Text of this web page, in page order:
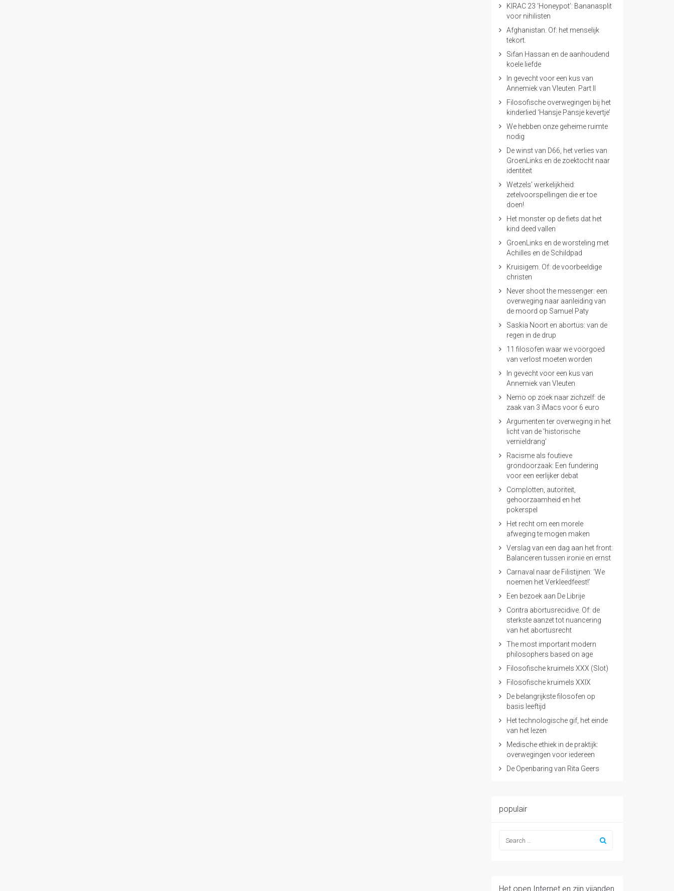
KIRAC 23 ‘Honeypot’: Bananasplit
voor nihilisten
Afghanistan. Of: het menselijk
tekort.
Sifan Hassan en de aanhoudend
koele liefde
In gevecht voor een kus van
Annemiek van Vleuten. Part II
Filosofische overwegingen bij het
kinderlied ‘Hansje Pansje kevertje’
We hebben onze geheime ruimte
nodig
De winst van D66, het verlies van
GroenLinks en de zoektocht naar
identiteit
Wetzels’ werkelijkheid:
zetelvoorspellingen die er toe
doen!
Het monster op de fiets dat het
kind deed vallen
GroenLinks en de worsteling met
Achilles en de Schildpad
Kruisigem. Of: de voorbeeldige
christen
Never shoot the messenger: een
overweging naar aanleiding van
de moord op Samuel Paty
Saskia Noort en abortus: van de
regen in de drup
11 filosofen waar we voorgoed
van verlost moeten worden
In gevecht voor een kus van
Annemiek van Vleuten
Nemo op zoek naar zichzelf: de
zaak van 3 iMacs voor 6 euro
Argumenten ter overweging in het
licht van de ‘historische
vernieldrang’
Racisme als foutieve
grondoorzaak: Een fundering
voor een eerlijker debat
Complotten, autoriteit,
gehoorzaamheid en het
pokerspel
Het recht om een morele
afweging te mogen maken
Verslag van een dag aan het front:
Balanceren tussen ironie en ernst
Carnaval naar de Filistijnen: ‘We
noemen het Verkleedfeest!’
Een bezoek aan De Librije
Contra abortusrecidive. Of: de
sterkste aanzet tot nuancering
van het abortusrecht
The most important modern
philosophers based on age
Filosofische kruimels XXX (Slot)
Filosofische kruimels XXIX
De belangrijkste filosofen op
basis leeftijd
Het technologische gif, het einde
van het lezen
Medische ethiek in de praktijk:
overwegingen voor iedereen
De Openbaring van Rita Geers
populair
Het open Internet en zijn vijanden